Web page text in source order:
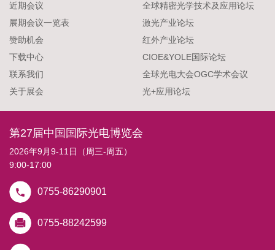
近期会议
展期会议一览表
赞助机会
下载中心
联系我们
关于展会
全球精密光学技术及应用论坛
激光产业论坛
红外产业论坛
CIOE&YOLE国际论坛
全球光电大会OGC学术会议
光+应用论坛
第27届中国国际光电博览会
2026年9月9-11日（周三-周五）
9:00-17:00
0755-86290901
0755-88242599